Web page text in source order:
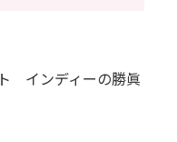
インディーの勝眞